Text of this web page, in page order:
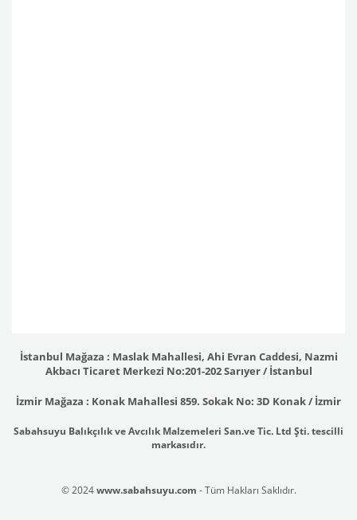
İstanbul Mağaza : Maslak Mahallesi, Ahi Evran Caddesi, Nazmi
Akbacı Ticaret Merkezi No:201-202 Sarıyer / İstanbul
İzmir Mağaza : Konak Mahallesi 859. Sokak No: 3D Konak / İzmir
Sabahsuyu Balıkçılık ve Avcılık Malzemeleri San.ve Tic. Ltd Şti. tescilli
markasıdır.
© 2024www.sabahsuyu.com - Tüm Hakları Saklıdır.